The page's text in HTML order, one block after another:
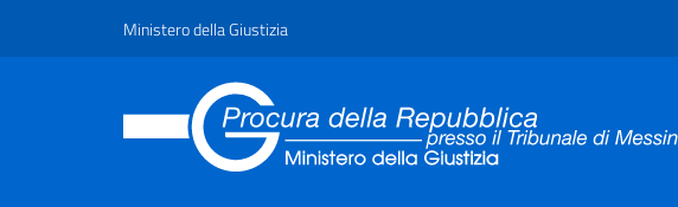
Ministero della Giustizia